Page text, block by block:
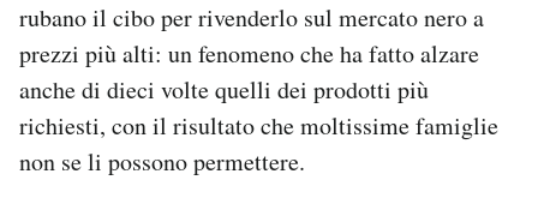
rubano il cibo per rivenderlo sul mercato nero a
prezzi più alti: un fenomeno che ha fatto alzare
anche di dieci volte quelli dei prodotti più
richiesti, con il risultato che moltissime famiglie
non se li possono permettere.